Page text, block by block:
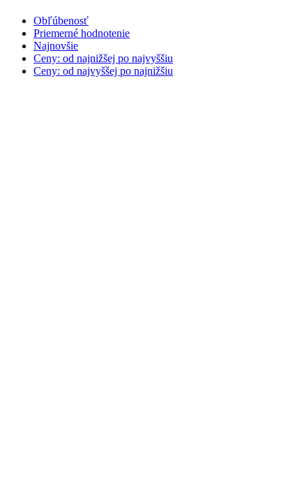
Obľúbenosť
Priemerné hodnotenie
Najnovšie
Ceny: od najnižšej po najvyššiu
Ceny: od najvyššej po najnižšiu